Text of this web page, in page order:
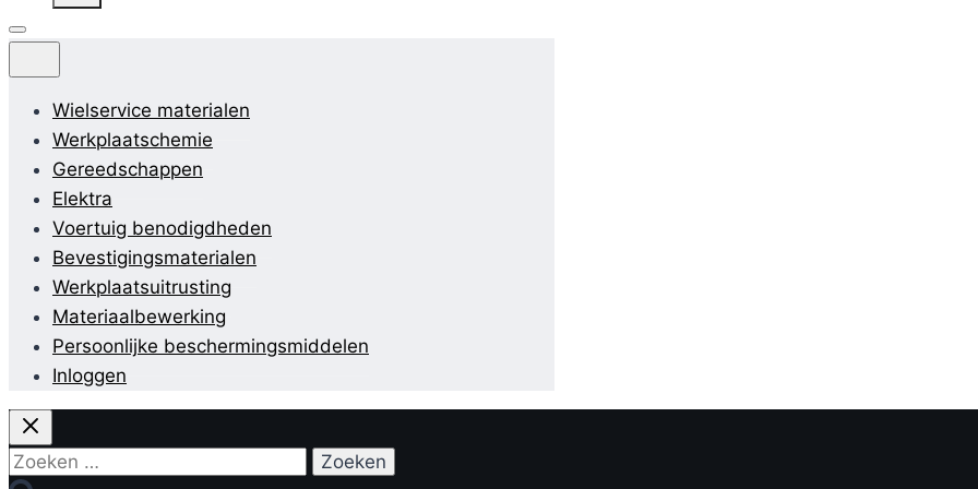
Wielservice materialen
Werkplaatschemie
Gereedschappen
Elektra
Voertuig benodigdheden
Bevestigingsmaterialen
Werkplaatsuitrusting
Materiaalbewerking
Persoonlijke beschermingsmiddelen
Inloggen
Zoeken